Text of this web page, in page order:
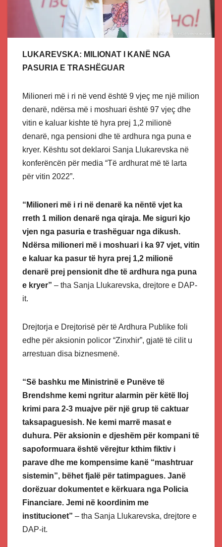
LUKAREVSKA: MILIONAT I KANË NGA
PASURIA E TRASHËGUAR
Milioneri më i ri në vend është 9 vjeç me një milion
denarë, ndërsa më i moshuari është 97 vjeç dhe
vitin e kaluar kishte të hyra prej 1,2 milionë
denarë, nga pensioni dhe të ardhura nga puna e
kryer. Kështu sot deklaroi Sanja Llukarevska në
konferëncën për media “Të ardhurat më të larta
për vitin 2022”.
“Milioneri më i ri në denarë ka nëntë vjet ka
rreth 1 milion denarë nga qiraja. Me siguri kjo
vjen nga pasuria e trashëguar nga dikush.
Ndërsa milioneri më i moshuari i ka 97 vjet, vitin
e kaluar ka pasur të hyra prej 1,2 milionë
denarë prej pensionit dhe të ardhura nga puna
e kryer” – tha Sanja Llukarevska, drejtore e DAP-
it.
Drejtorja e Drejtorisë për të Ardhura Publike foli
edhe për aksionin policor “Zinxhir”, gjatë të cilit u
arrestuan disa biznesmenë.
“Së bashku me Ministrinë e Punëve të
Brendshme kemi ngritur alarmin për këtë lloj
krimi para 2-3 muajve për një grup të caktuar
taksapaguesish. Ne kemi marrë masat e
duhura. Për aksionin e djeshëm për kompani të
sapoformuara është vërejtur kthim fiktiv i
parave dhe me kompensime kanë “mashtruar
sistemin”, bëhet fjalë për tatimpagues. Janë
dorëzuar dokumentet e kërkuara nga Policia
Financiare. Jemi në koordinim me
institucionet” – tha Sanja Llukarevska, drejtore e
DAP-it.